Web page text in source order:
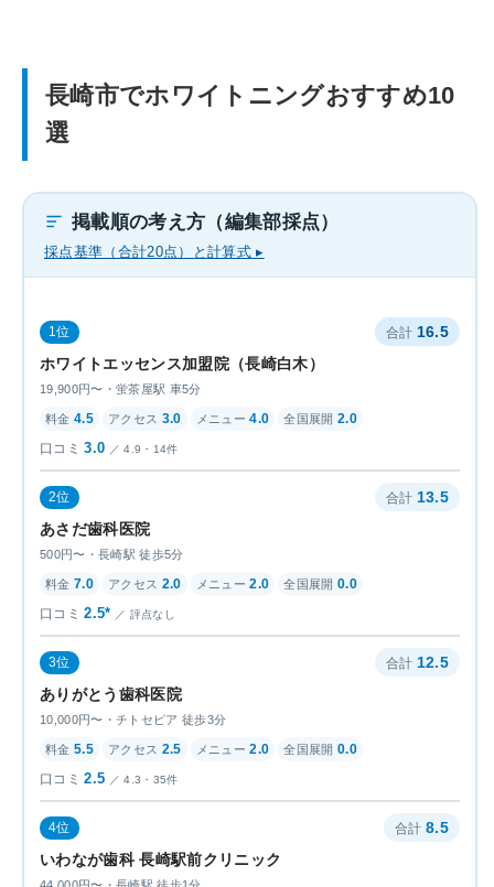
長崎市でホワイトニングおすすめ10
選
掲載順の考え方（編集部採点）
採点基準（合計20点）と計算式 ▸
1位
ホワイトエッセンス加盟院（長崎白木）
19,900円〜・蛍茶屋駅 車5分
16.5
4.5
3.0 4.9・14件
3.0 4.0 2.0
2位
あさだ歯科医院
500円〜・長崎駅 徒歩5分
13.5
7.0
2.5* 評点なし
2.0 2.0 0.0
3位
ありがとう歯科医院
10,000円〜・チトセピア 徒歩3分
12.5
5.5
2.5 4.3・35件
2.5 2.0 0.0
4位
いわなが歯科 長崎駅前クリニック
8.5